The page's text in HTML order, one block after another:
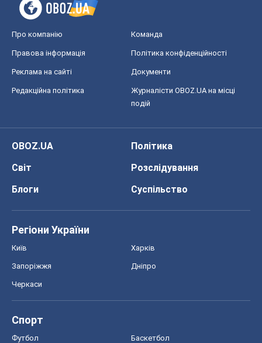
Про компанію Команда
Правова інформація Політика конфіденційності
Реклама на сайті Документи
Редакційна політика
Журналісти OBOZ.UA на місці
подій
OBOZ.UA
Політика
Світ
Розслідування
Блоги
Суспільство
Регіони України
Київ Харків
Запоріжжя Дніпро
Черкаси
Спорт
Футбол Баскетбол